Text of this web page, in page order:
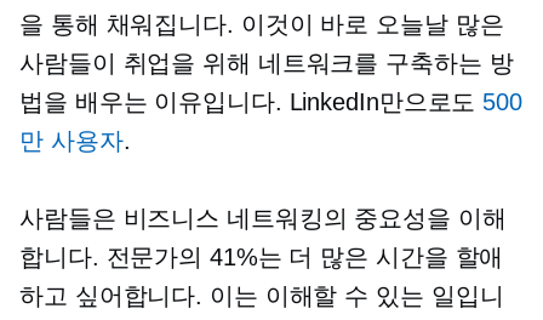
을 통해 채워집니다. 이것이 바로 오늘날 많은
사람들이 취업을 위해 네트워크를 구축하는 방
법을 배우는 이유입니다. LinkedIn만으로도 500
만 사용자.
사람들은 비즈니스 네트워킹의 중요성을 이해
합니다. 전문가의 41%는 더 많은 시간을 할애
하고 싶어합니다. 이는 이해할 수 있는 일입니